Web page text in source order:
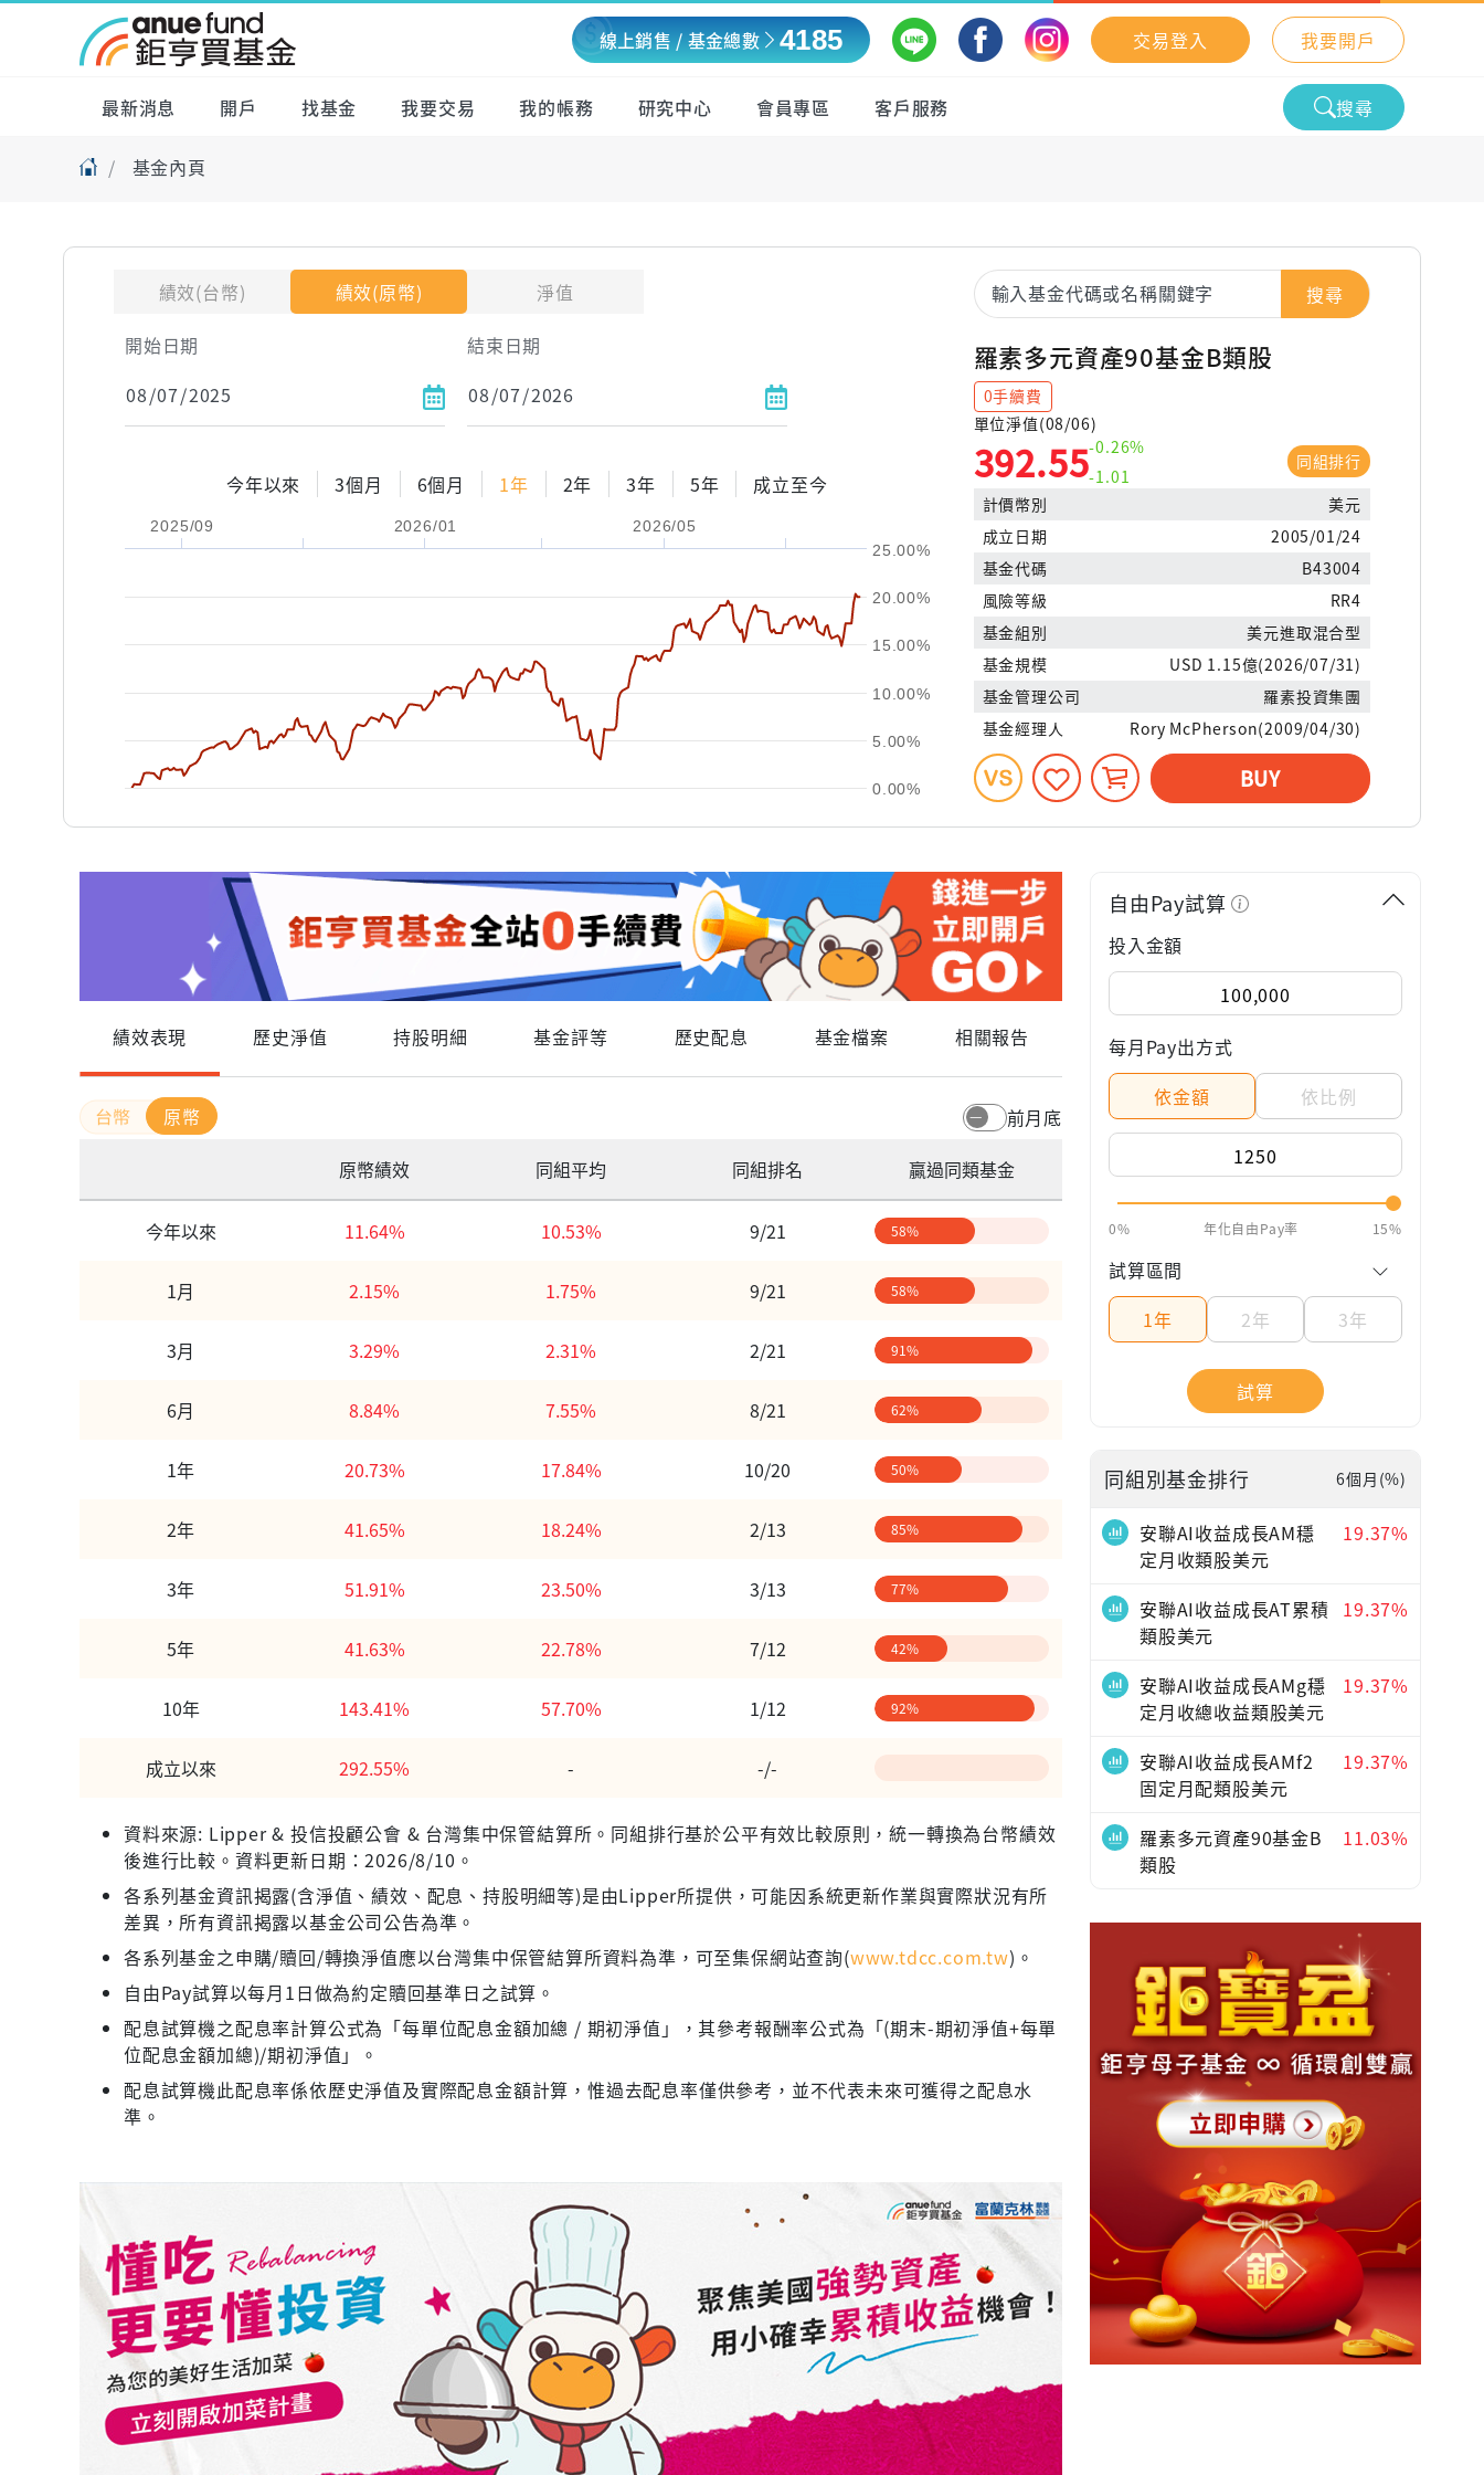
線上銷售 / 基金總數 4185 交易登入 我要開戶
最新消息 開戶 找基金 我要交易 我的帳務 研究中心 會員專區 客戶服務 搜尋
基金內頁
績效(台幣) 績效(原幣)
淨值
開始日期
結束日期
今年以來 3個月 6個月 1年 2年 3年 5年 成立至今
2025/09 2026/01 2026/05
0.00%
5.00%
10.00%
15.00%
20.00%
25.00%
搜尋
羅素多元資產90基金B類股
0手續費
單位淨值(08/06)
392.55-0.26%
-1.01
同組排行
計價幣別
美元
成立日期
2005/01/24
基金代碼
B43004
風險等級
RR4
基金組別
美元進取混合型
基金規模
USD 1.15億(2026/07/31)
基金管理公司
羅素投資集團
基金經理人
Rory McPherson(2009/04/30)
BUY
績效表現 歷史淨值 持股明細 基金評等 歷史配息 基金檔案 相關報告
原幣
前月底
原幣績效
同組平均 同組排名 贏過同類基金
今年以來 11.64% 10.53% 9/21 58%
1月 2.15% 1.75% 9/21 58%
3月 3.29% 2.31% 2/21 91%
6月 8.84% 7.55% 8/21 62%
1年 20.73% 17.84% 10/20 50%
2年 41.65% 18.24% 2/13 85%
3年 51.91% 23.50% 3/13 77%
5年 41.63% 22.78% 7/12 42%
10年 143.41% 57.70% 1/12 92%
成立以來 292.55% - -/-
資料來源: Lipper & 投信投顧公會 & 台灣集中保管結算所。同組排行基於公平有效比較原則，統一轉換為台幣績效
後進行比較。資料更新日期：2026/8/10。
各系列基金資訊揭露(含淨值、績效、配息、持股明細等)是由Lipper所提供，可能因系統更新作業與實際狀況有所
差異，所有資訊揭露以基金公司公告為準。
各系列基金之申購/贖回/轉換淨值應以台灣集中保管結算所資料為準，可至集保網站查詢(www.tdcc.com.tw)。
自由Pay試算以每月1日做為約定贖回基準日之試算。
配息試算機之配息率計算公式為「每單位配息金額加總 / 期初淨值」，其參考報酬率公式為「(期末-期初淨值+每單
位配息金額加總)/期初淨值」。
配息試算機此配息率係依歷史淨值及實際配息金額計算，惟過去配息率僅供參考，並不代表未來可獲得之配息水
準。
自由Pay試算
投入金額
每月Pay出方式
依金額
依比例
0% 年化自由Pay率 15%
試算區間
1年
2年 3年
試算
同組別基金排行 6個月(%)
安聯AI收益成長AM穩
定月收類股美元
19.37%
安聯AI收益成長AT累積
類股美元
19.37%
安聯AI收益成長AMg穩
定月收總收益類股美元
19.37%
安聯AI收益成長AMf2
固定月配類股美元
19.37%
羅素多元資產90基金B
類股
11.03%